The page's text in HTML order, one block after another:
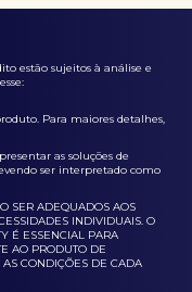
estão sujeitos à análise e
Para maiores detalhes,
as soluções de
ser interpretado como
SER ADEQUADOS AOS
INDIVIDUAIS. O
É ESSENCIAL PARA
AO PRODUTO DE
CONDIÇÕES DE CADA